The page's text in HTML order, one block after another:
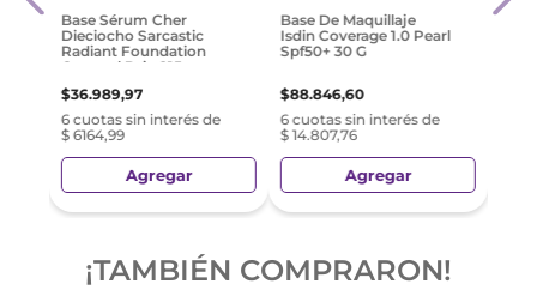
Base Sérum Cher
Dieciocho Sarcastic
Radiant Foundation
Caramel Drip 215
$36.989,97
6 cuotas sin interés de
$ 6164,99
Agregar
Base De Maquillaje
Isdin Coverage 1.0 Pearl
Spf50+ 30 G
$88.846,60
6 cuotas sin interés de
$ 14.807,76
Agregar
$
¡TAMBIÉN COMPRARON!